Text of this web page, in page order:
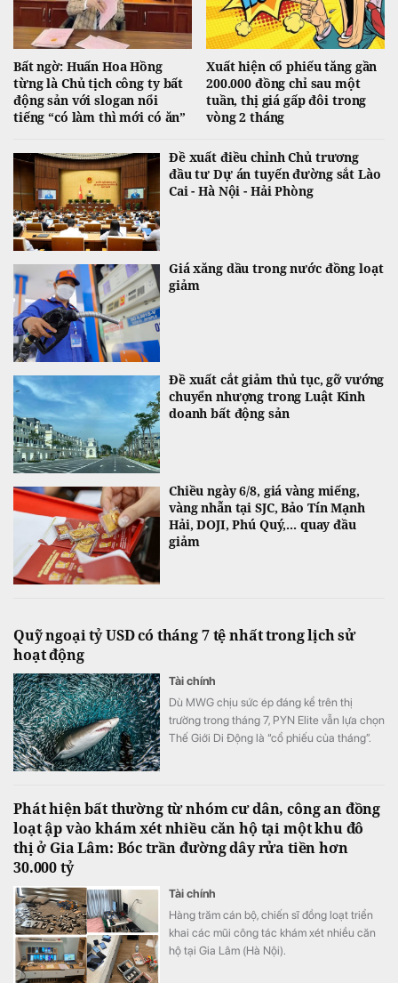
Bất ngờ: Huấn Hoa Hồng
từng là Chủ tịch công ty bất
động sản với slogan nổi
tiếng “có làm thì mới có ăn”
Xuất hiện cổ phiếu tăng gần
200.000 đồng chỉ sau một
tuần, thị giá gấp đôi trong
vòng 2 tháng
Đề xuất điều chỉnh Chủ trương
đầu tư Dự án tuyến đường sắt Lào
Cai - Hà Nội - Hải Phòng
Giá xăng dầu trong nước đồng loạt
giảm
Đề xuất cắt giảm thủ tục, gỡ vướng
chuyển nhượng trong Luật Kinh
doanh bất động sản
Chiều ngày 6/8, giá vàng miếng,
vàng nhẫn tại SJC, Bảo Tín Mạnh
Hải, DOJI, Phú Quý,... quay đầu
giảm
Quỹ ngoại tỷ USD có tháng 7 tệ nhất trong lịch sử
hoạt động
Tài chính
Dù MWG chịu sức ép đáng kể trên thị
trường trong tháng 7, PYN Elite vẫn lựa chọn
Thế Giới Di Động là “cổ phiếu của tháng”.
Phát hiện bất thường từ nhóm cư dân, công an đồng
loạt ập vào khám xét nhiều căn hộ tại một khu đô
thị ở Gia Lâm: Bóc trần đường dây rửa tiền hơn
30.000 tỷ
Tài chính
Hàng trăm cán bộ, chiến sĩ đồng loạt triển
khai các mũi công tác khám xét nhiều căn
hộ tại Gia Lâm (Hà Nội).